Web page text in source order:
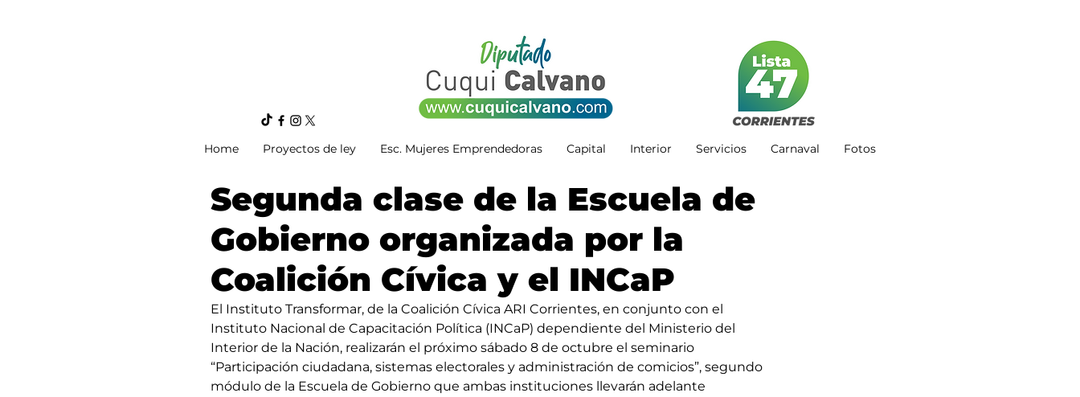
Home Proyectos de ley Esc. Mujeres Emprendedoras Capital Interior Servicios Carnaval Fotos
Segunda clase de la Escuela de
Gobierno organizada por la
Coalición Cívica y el INCaP
El Instituto Transformar, de la Coalición Cívica ARI Corrientes, en conjunto con el
Instituto Nacional de Capacitación Política (INCaP) dependiente del Ministerio del
Interior de la Nación, realizarán el próximo sábado 8 de octubre el seminario
“Participación ciudadana, sistemas electorales y administración de comicios”, segundo
módulo de la Escuela de Gobierno que ambas instituciones llevarán adelante